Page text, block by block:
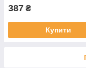
387 ₴
Купити